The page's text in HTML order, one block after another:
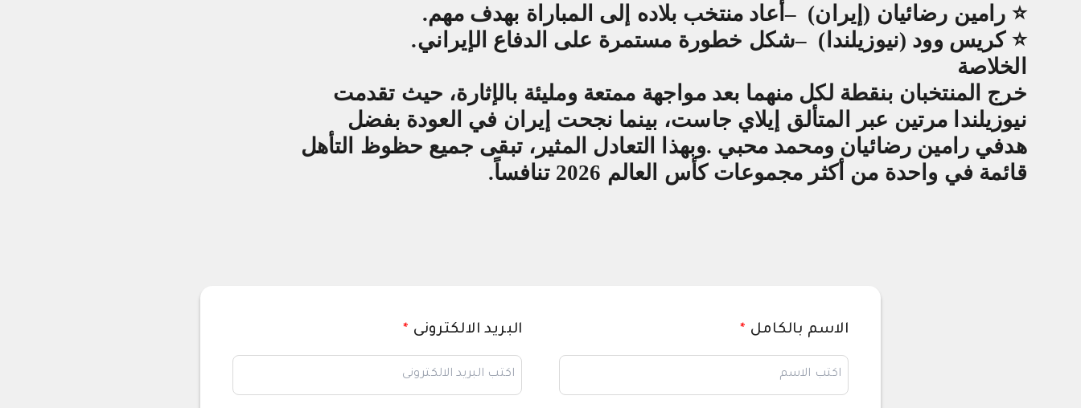
⭐ رامين رضائيان (إيران) –أعاد منتخب بلاده إلى المباراة بهدف مهم.
⭐ كريس وود (نيوزيلندا) –شكل خطورة مستمرة على الدفاع الإيراني.
الخلاصة
خرج المنتخبان بنقطة لكل منهما بعد مواجهة ممتعة ومليئة بالإثارة، حيث تقدمت
نيوزيلندا مرتين عبر المتألق إيلاي جاست، بينما نجحت إيران في العودة بفضل
هدفي رامين رضائيان ومحمد محبي .وبهذا التعادل المثير، تبقى جميع حظوظ التأهل
قائمة في واحدة من أكثر مجموعات كأس العالم 2026 تنافساً
.
الاسم بالكامل * البريد الالكترونى *